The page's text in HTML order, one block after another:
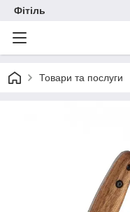
Фітіль
Товари та послуги